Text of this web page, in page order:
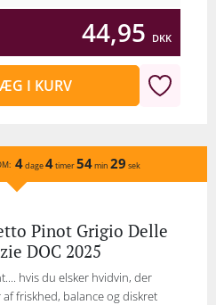
44,95 DKK
I KURV
4dage4timer54min 29 sek
Pinot Grigio Delle
DOC 2025
hvis du elsker hvidvin, der
af friskhed, balance og diskret